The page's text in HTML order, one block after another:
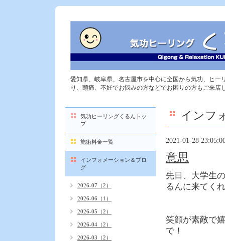
愛知県、岐阜県、名古屋市を中心に全国から気功、ヒー
り、頭痛、不妊でお悩みの方などでお困りの方もご来店
インフ
2021-01-28
意思
先日、大学生
るんに来てく
笑顔が素敵で
で！
気功ヒーリングくるんトッ
プ
施術料金一覧
インフォメーション＆ブロ
グ
2026-07（2）
2026-06（1）
2026-05（2）
2026-04（2）
2026-03（2）